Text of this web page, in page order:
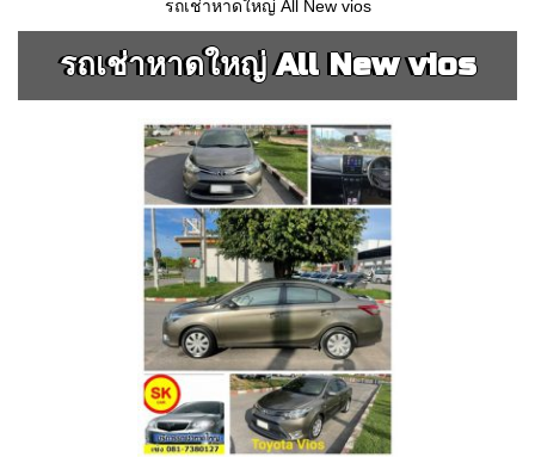
รถเช่าหาดใหญ่ All New vios
รถเช่าหาดใหญ่ All New vios